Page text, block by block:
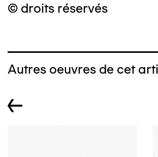
© droits réservés
Autres oeuvres de cet
←